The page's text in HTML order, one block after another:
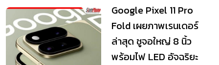
Google Pixel 11 Pro
Fold เผยภาพเรนเดอร์
ล่าสุด ชูจอใหญ่ 8 นิ้ว
พร้อมไฟ LED อัจฉริยะ